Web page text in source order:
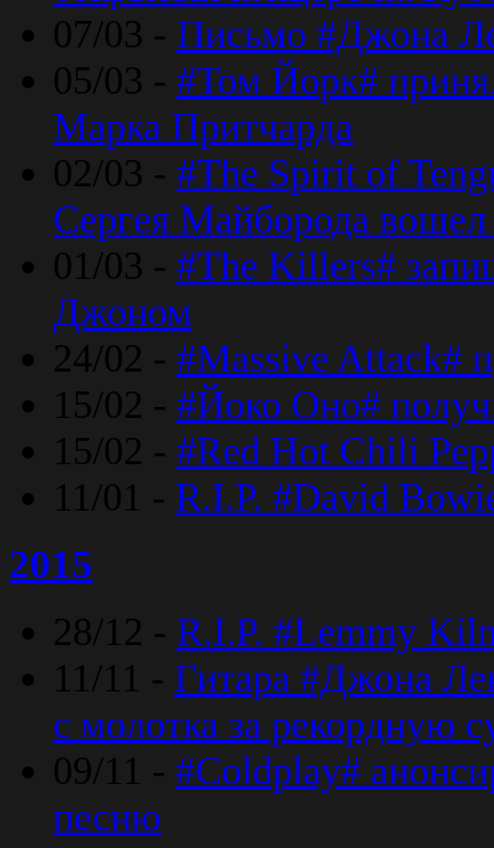
07/03 - Письмо #Джона
05/03 - #Том Йорк#
Марка Притчарда
02/03 - #The Spirit of
Сергея Майборода
01/03 - #The Killers#
Джоном
24/02 - #Massive Attack#
15/02 - #Йоко Оно#
15/02 - #Red Hot Chili
11/01 - R.I.P. #David
2015
28/12 - R.I.P. #Lemmy
11/11 - Гитара #Джона
с молотка за рекордную
09/11 - #Coldplay#
песню